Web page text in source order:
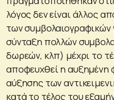
λόγος δεν είναι άλλος
των συμβολαιογραφικών
σύνταξη πολλών
δωρεών, κλπ) μέχρι το
αποφευχθεί η
αύξησης των
κατά το τέλος του